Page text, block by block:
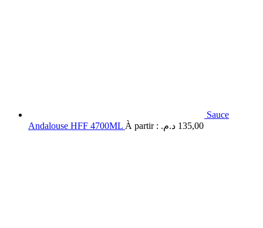
Sauce
Andalouse HFF 4700ML À partir : 135,00 د.م.